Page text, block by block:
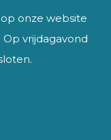
onze website
Op vrijdagavond